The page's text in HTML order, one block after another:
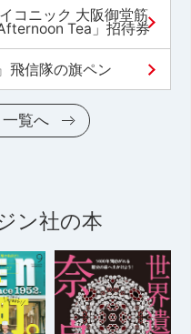
コニック 大阪御堂筋
Tea」招待券
飛信隊の旗ペン
覧へ
ン社の本